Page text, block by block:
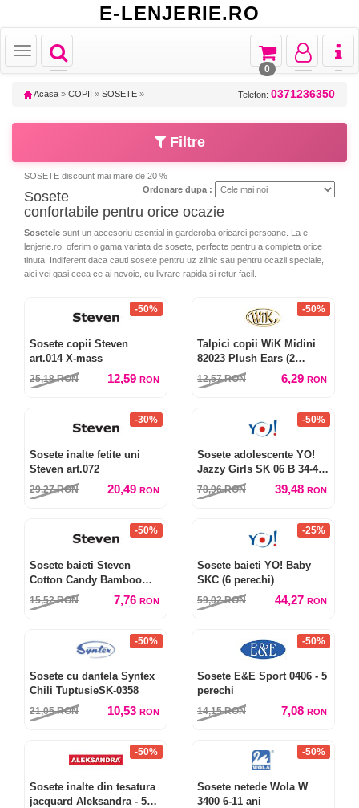
E-LENJERIE.RO
Toggle
navigation
Toggle
Toggle
navigation
Toggle
navigation
Toggle
navigation
0
Acasa » COPII » SOSETE » Telefon: 0371236350
Filtre
SOSETE discount mai mare de 20 %
Ordonare dupa :
Sosete
confortabile pentru orice ocazie
Sosetele sunt un accesoriu esential in garderoba oricarei persoane. La e-
lenjerie.ro, oferim o gama variata de sosete, perfecte pentru a completa orice
tinuta. Indiferent daca cauti sosete pentru uz zilnic sau pentru ocazii speciale,
aici vei gasi ceea ce ai nevoie, cu livrare rapida si retur facil.
-50%
Sosete copii Steven
art.014 X-mass
25,18RON 12,59 RON
-50%
Talpici copii WiK Midini
82023 Plush Ears (2
perechi)
12,57RON 6,29 RON
-30%
Sosete inalte fetite uni
Steven art.072
29,27RON 20,49 RON
-50%
Sosete adolescente YO!
Jazzy Girls SK 06 B 34-42
(6 perechi)
78,96RON 39,48 RON
-50%
Sosete baieti Steven
Cotton Candy Bamboo
art.145
15,52RON 7,76 RON
-25%
Sosete baieti YO! Baby
SKC (6 perechi)
59,02RON 44,27 RON
-50%
Sosete cu dantela Syntex
Chili TuptusieSK-0358
21,05RON 10,53 RON
-50%
Sosete E&E Sport 0406 - 5
perechi
14,15RON 7,08 RON
-50%
Sosete inalte din tesatura
jacquard Aleksandra - 5
-50%
Sosete netede Wola W
3400 6-11 ani